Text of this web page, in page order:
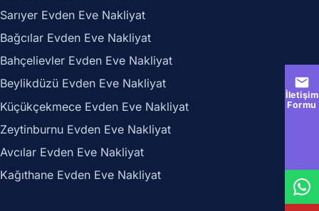
Sarıyer Evden Eve Nakliyat
Bağcılar Evden Eve Nakliyat
Bahçelievler Evden Eve Nakliyat
Beylikdüzü Evden Eve Nakliyat
Küçükçekmece Evden Eve Nakliyat
Zeytinburnu Evden Eve Nakliyat
Avcılar Evden Eve Nakliyat
Kağıthane Evden Eve Nakliyat
İletişim
Formu